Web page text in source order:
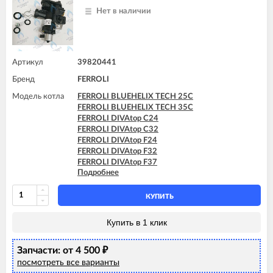
Нет в наличии
Артикул 39820441
Бренд FERROLI
Модель котла
FERROLI BLUEHELIX TECH 25C
FERROLI BLUEHELIX TECH 35C
FERROLI DIVAtop C24
FERROLI DIVAtop C32
FERROLI DIVAtop F24
FERROLI DIVAtop F32
FERROLI DIVAtop F37
FERROLI DIVAtop Low Nox C24
FERROLI DIVAtop Low Nox C32
FERROLI DIVAtop Low Nox F24
FERROLI DIVAtop Low Nox F32
FERROLI DIVAtop micro C32
FERROLI DIVAtop micro F24
FERROLI DIVAtop micro F32
FERROLI DIVAtop micro F37
Подробнее
КУПИТЬ
Купить в 1 клик
Запчасти: от 4 500 ₽
посмотреть все варианты